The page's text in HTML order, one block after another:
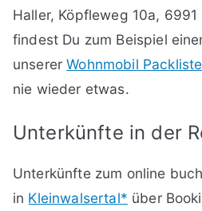
Haller, Köpfleweg 10a,
findest Du zum Beispiel
unsererWohnmobil Packliste
nie wieder etwas.
Unterkünfte in der
Unterkünfte zum online
in Kleinwalsertal* über